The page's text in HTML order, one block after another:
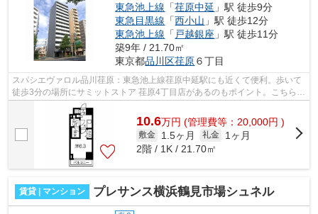
東急池上線 「荏原中延 」駅 徒歩9分
東急目黒線 「西小山 」駅 徒歩12分
東急池上線 「 戸越銀座 」駅 徒歩11分
築9年 / 21.70㎡
東京都品川区荏原６丁目
スパシエヴァロル品川荏原：東急池上線荏原中延駅にも近くて便利。歩いて
徒歩3分の場所にサミットストア 荏原4丁目店があるのもポイント。こちらは
エレベーター付き物件です。充実の設...
10.6万円 (管理費等：20,000円 )
敷金 1.5ヶ月 礼金
1ヶ月
2階 / 1K / 21.70㎡
賃貸 | マンション プレサンス横浜鶴見市場シュネル